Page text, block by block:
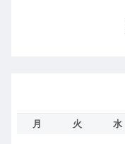
月 火 水